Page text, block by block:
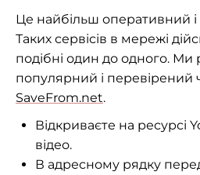
Це найбільш оперативний і
Таких сервісів в мережі
подібні один до одного. Ми
популярний і перевірений
SaveFrom.net.
Відкриваєте на ресурсі
відео.
В адресному рядку